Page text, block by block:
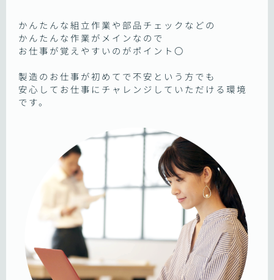
かんたんな組立作業や部品チェックなどの
かんたんな作業がメインなので
お仕事が覚えやすいのがポイント〇
製造のお仕事が初めてで不安という方でも
安心してお仕事にチャレンジしていただける環境
です。